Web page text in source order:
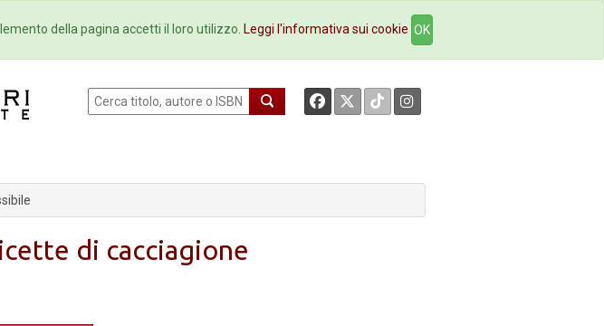
Newsletter Ebookstore Contatti
di cacciagione
della pagina accetti il loro utilizzo. Leggi l'informativa sui cookie OK